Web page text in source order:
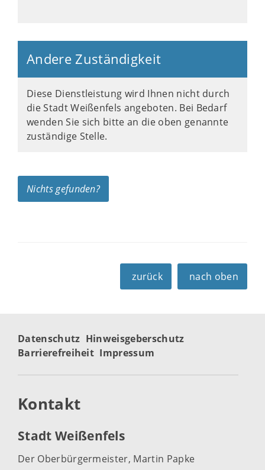
Andere Zuständigkeit
Diese Dienstleistung wird Ihnen nicht durch
die Stadt Weißenfels angeboten. Bei Bedarf
wenden Sie sich bitte an die oben genannte
zuständige Stelle.
Nichts gefunden?
zurück nach oben
Datenschutz Hinweisgeberschutz
Barrierefreiheit Impressum
Kontakt
Stadt Weißenfels
Der Oberbürgermeister, Martin Papke